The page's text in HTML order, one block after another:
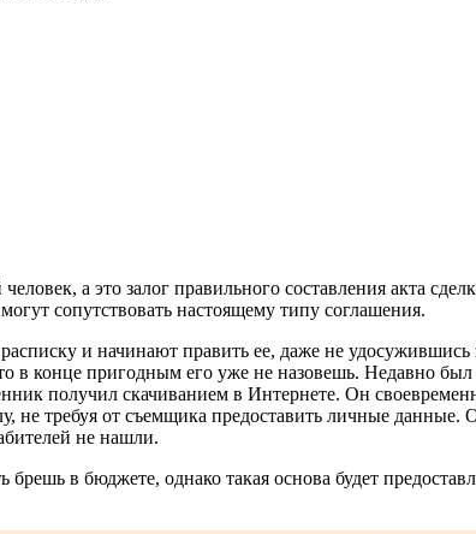
а это залог правильного составления акта
сопутствовать настоящему типу соглашения.
и начинают править ее, даже не удосужившись
в конце пригодным его уже не назовешь. Недавно
получил скачиванием в Интернете. Он
не требуя от съемщика предоставить личные
не нашли.
в бюджете, однако такая основа будет